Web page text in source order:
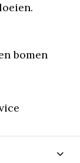
bomen